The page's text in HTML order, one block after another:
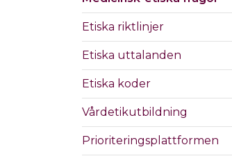
Etiska riktlinjer
Etiska uttalanden
Etiska koder
Vårdetikutbildning
Prioriteringsplattformen